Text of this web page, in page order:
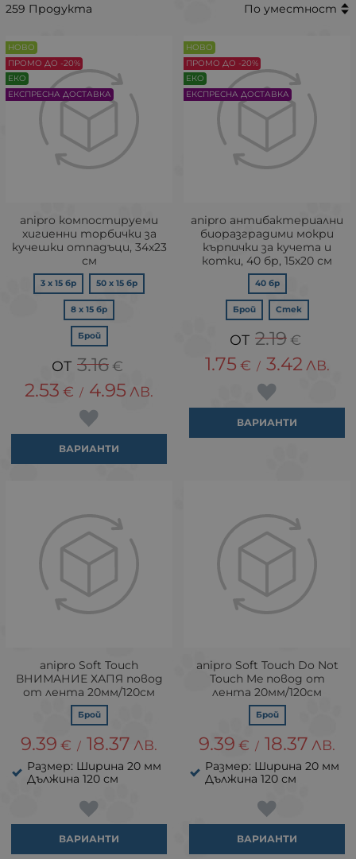
259 Продукта По уместност
anipro компостируеми
хигиенни торбички за
кучешки отпадъци, 34х23
см
3 х 15 бр 50 х 15 бр
8 х 15 бр
Брой
3.16 €
2.53 € / 4.95 ЛВ.
ВАРИАНТИ
НОВО
ПРОМО ДО -20%
ЕКО
ЕКСПРЕСНА ДОСТАВКА
anipro антибактериални
биоразградими мокри
кърпички за кучета и
котки, 40 бр, 15x20 см
40 бр
Брой Стек
2.19 €
1.75 € / 3.42 ЛВ.
ВАРИАНТИ
НОВО
ПРОМО ДО -20%
ЕКО
ЕКСПРЕСНА ДОСТАВКА
аnipro Soft Touch
ВНИМАНИЕ ХАПЯ повод
от лента 20мм/120см
Брой
9.39 € / 18.37 ЛВ.
Размер: Ширина 20 мм
Дължина 120 см
ВАРИАНТИ
аnipro Soft Touch Do Not
Touch Me повод от
лента 20мм/120см
Брой
9.39 € / 18.37 ЛВ.
Размер: Ширина 20 мм
Дължина 120 см
ВАРИАНТИ